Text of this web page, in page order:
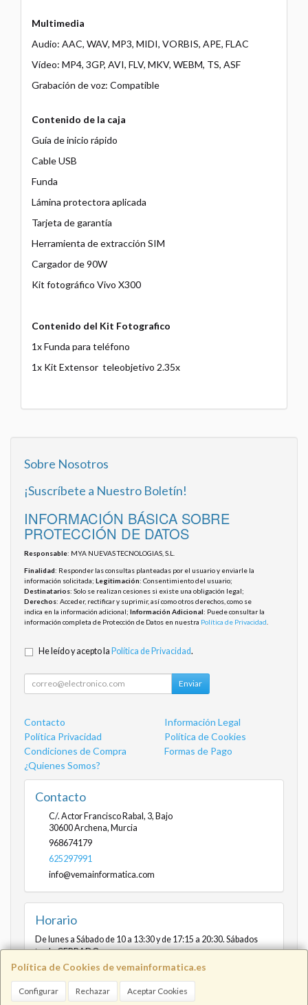
Multimedia
Audio: AAC, WAV, MP3, MIDI, VORBIS, APE, FLAC
Vídeo: MP4, 3GP, AVI, FLV, MKV, WEBM, TS, ASF
Grabación de voz: Compatible
Contenido de la caja
Guía de inicio rápido
Cable USB
Funda
Lámina protectora aplicada
Tarjeta de garantía
Herramienta de extracción SIM
Cargador de 90W
Kit fotográfico Vivo X300
Contenido del Kit Fotografico
1x Funda para teléfono
1x Kit Extensor teleobjetivo 2.35x
Política de Cookies de vemainformatica.es
Configurar Rechazar Aceptar Cookies
Sobre Nosotros
¡Suscríbete a Nuestro Boletín!
INFORMACIÓN BÁSICA SOBRE
PROTECCIÓN DE DATOS
Responsable: MYA NUEVAS TECNOLOGIAS, S.L.
Finalidad: Responder las consultas planteadas por el usuario y enviarle la
información solicitada; Legitimación: Consentimiento del usuario;
Destinatarios: Solo se realizan cesiones si existe una obligación legal;
Derechos: Acceder, rectificar y suprimir, así como otros derechos, como se
indica en la información adicional; Información Adicional: Puede consultar la
información completa de Protección de Datos en nuestra Política de Privacidad
He leído y acepto la Política de Privacidad.
Enviar
Contacto
Información Legal
Política Privacidad
Política de Cookies
Condiciones de Compra
Formas de Pago
¿Quienes Somos?
Contacto
C/. Actor Francisco Rabal, 3, Bajo
30600Archena, Murcia
968674179
625297991
info@vemainformatica.com
Horario
De lunes a Sábado de 10 a 13:30 y de 17:15 a 20:30. Sábados
tarde CERRADO